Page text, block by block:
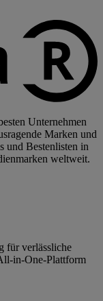
Unternehmen
Marken und
und Bestenlisten in
weltweit.
für verlässliche
in-One-Plattform